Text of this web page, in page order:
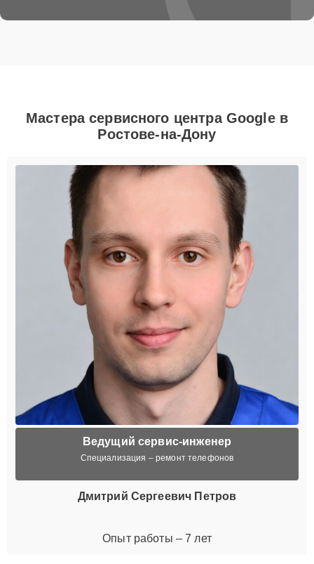
Мастера сервисного центра Google в
Ростове-на-Дону
Ведущий сервис-инженер
Специализация – ремонт телефонов
Дмитрий Сергеевич Петров
Опыт работы – 7 лет